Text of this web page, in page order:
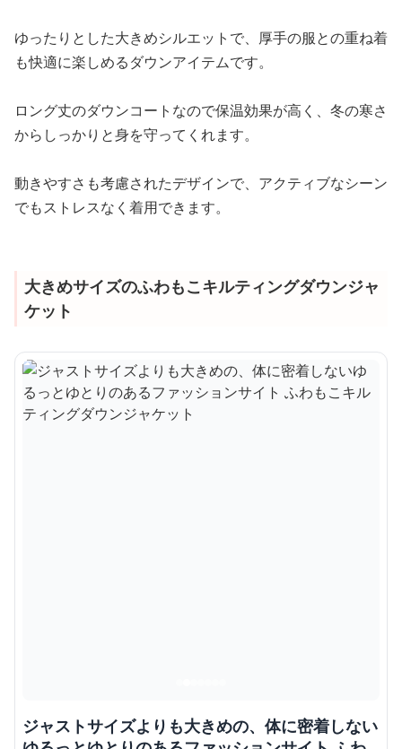
ゆったりとした大きめシルエットで、厚手の服との重ね着
も快適に楽しめるダウンアイテムです。
ロング丈のダウンコートなので保温効果が高く、冬の寒さ
からしっかりと身を守ってくれます。
動きやすさも考慮されたデザインで、アクティブなシーン
でもストレスなく着用できます。
大きめサイズのふわもこキルティングダウンジャ
ケット
ジャストサイズよりも大きめの、体に密着しない